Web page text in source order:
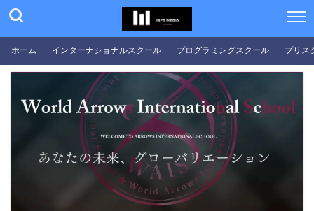
ホーム インターナショナルスクール プログラミングスクール プリス